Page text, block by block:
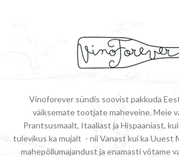
Vinoforever sündis soovist pakkuda
väiksemate tootjate maheveine. Meie
Prantsusmaalt, Itaaliast ja Hispaaniast,
tulevikus ka mujalt - nii Vanast kui ka Uuest
mahepõllumajandust ja enamasti võtame